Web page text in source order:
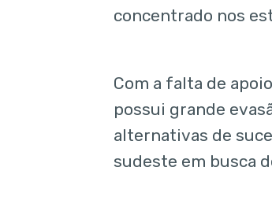
concentrado nos
Com a falta de
possui grande
alternativas de
sudeste em busca